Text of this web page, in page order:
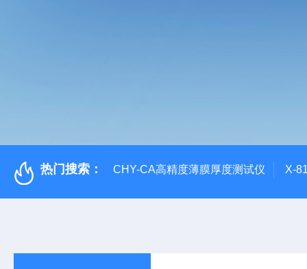
热门搜索： CHY-CA高精度薄膜厚度测试仪 X-